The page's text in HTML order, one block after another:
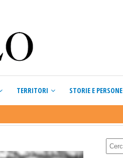
TERRITORI STORIE E PERSONE